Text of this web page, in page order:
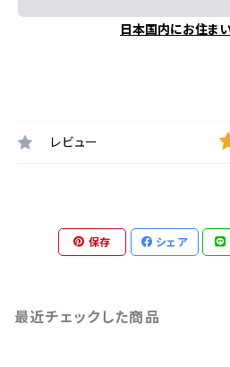
日本国内にお住ま
レビュー
保存 シェア
最近チェックした商品